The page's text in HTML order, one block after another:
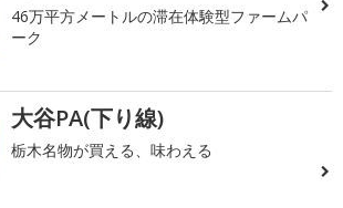
46万平方メートルの滞在体験型ファームパ
ーク
大谷PA(下り線)
栃木名物が買える、味わえる